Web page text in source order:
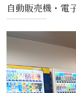
自動販売機・電